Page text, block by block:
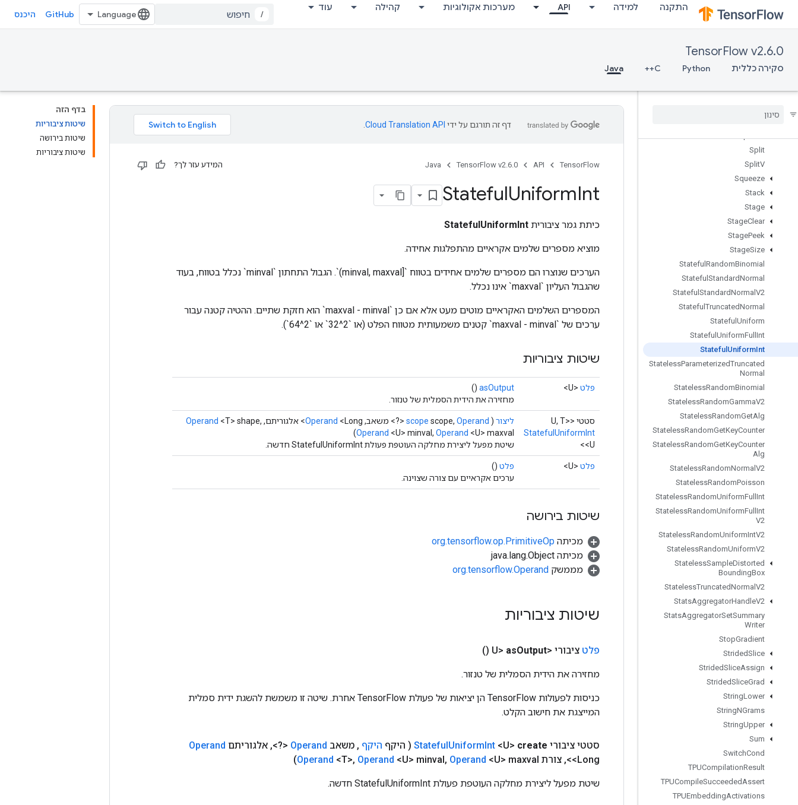
התקנה למידה API מערכות אקולוגיות קהילה עוד
/
GitHub היכנס
TensorFlow v2.6.0
סקירה כללית Python
C++
Java
SparseMatrixOrderingAMD
SparseMatrixSoftmax
SparseMatrixSparseCholesky
SparseMatrixSparseMatMul
SparseMatrixZeros
Split
SplitV
Squeeze
Stack
Stage
StageClear
StagePeek
StageSize
Stateful RandomBinomial
Stateful StandardNormal
Stateful StandardNormal V2
Stateful TruncatedNormal
Stateful Uniform
Stateful UniformFull Int
Stateful UniformInt
StatelessParameterizedTruncated
Normal
StatelessRandomBinomial
StatelessRandomGammaV2
StatelessRandomGetAlg
StatelessRandomGetKeyCounter
StatelessRandomGetKeyCounter
Alg
StatelessRandomNormal V2
StatelessRandomPoisson
StatelessRandomUniformFull Int
StatelessRandomUniformFull Int
V2
StatelessRandomUniformIntV2
StatelessRandomUniformV2
StatelessSampleDistorted
BoundingBox
StatelessTruncatedNormal V2
StatsAggregatorHandleV2
StatsAggregatorSetSummary
Writer
StopGradient
StridedSlice
StridedSliceAssign
StridedSliceGrad
StringLower
StringNGrams
StringUpper
Sum
SwitchCond
TPUCompilationResult
TPUCompileSucceededAssert
TPUEmbeddingActivations
בדף הזה
שיטות ציבוריות
שיטות בירושה
שיטות ציבוריות
דף זה תורגם על ידי Cloud Translation API
TensorFlow
API
TensorFlow v2.6.0
Java המידע עזר לך?
StatefulUniformInt
כיתת גמר ציבורית StatefulUniformInt
מוציא מספרים שלמים אקראיים מהתפלגות אחידה.
הערכים שנוצרו הם מספרים שלמים אחידים בטווח `[minval, maxval)`. הגבול התחתון `minval` נכלל בטווח, בעוד
שהגבול העליון `maxval` אינו נכלל.
המספרים השלמים האקראיים מוטים מעט אלא אם כן `maxval - minval` הוא חזקת שתיים. ההטיה קטנה עבור
ערכים של `maxval - minval` קטנים משמעותית מטווח הפלט (או `2^32` או `2^64`).
שיטות ציבוריות
פלט <U>
asOutput
()
מחזירה את הידית הסמלית של טנזור.
סטטי <U, T>
StatefulUniformInt
<U>
ליצור (
scope scope, Operand <?> משאב, Operand <Long> אלגוריתם, Operand <T> shape,
Operand <U> minval, Operand <U> maxval)
שיטת מפעל ליצירת מחלקה העוטפת פעולת StatefulUniformInt חדשה.
פלט <U> פלט ()
ערכים אקראיים עם צורה שצוינה.
שיטות בירושה
מכיתה org.tensorflow.op.PrimitiveOp
מכיתה java.lang.Object
מממשק org.tensorflow.Operand
שיטות ציבוריות
פלט ציבורי <U> asOutput
()
מחזירה את הידית הסמלית של טנזור.
כניסות לפעולות TensorFlow הן יציאות של פעולת TensorFlow אחרת. שיטה זו משמשת להשגת ידית סמלית
המייצגת את חישוב הקלט.
סטטי ציבורי StatefulUniformInt <U> create ( היקף היקף , משאב Operand
<?>
, אלגוריתם Operand
<Long>
, צורת Operand <T>, Operand <U> minval, Operand <U> maxval)
שיטת מפעל ליצירת מחלקה העוטפת פעולת StatefulUniformInt חדשה.